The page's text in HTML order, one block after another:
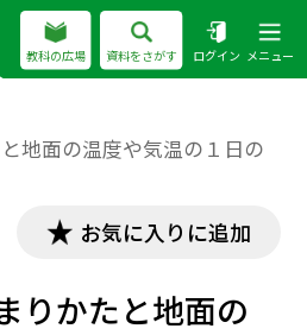
教科の広場 資料をさがす ログイン メニュー
地面の温度や気温の１日の
お気に入りに追加
りかたと地面の